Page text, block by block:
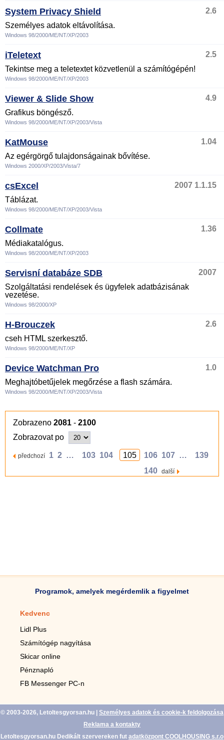
System Privacy Shield
2.6
Személyes adatok eltávolítása.
Windows 98/2000/ME/NT/XP/2003
iTeletext
2.5
Tekintse meg a teletextet közvetlenül a számítógépén!
Windows 98/2000/ME/NT/XP/2003
Viewer & Slide Show
4.9
Grafikus böngésző.
Windows 98/2000/ME/NT/XP/2003/Vista
KatMouse
1.04
Az egérgörgő tulajdonságainak bővítése.
Windows 2000/XP/2003/Vista/7
csExcel
2007 1.1.15
Táblázat.
Windows 98/2000/ME/NT/XP/2003/Vista
Collmate
1.36
Médiakatalógus.
Windows 98/2000/ME/NT/XP/2003
Servisní databáze SDB
2007
Szolgáltatási rendelések és ügyfelek adatbázisának
vezetése.
Windows 98/2000/XP
H-Brouczek
2.6
cseh HTML szerkesztő.
Windows 98/2000/ME/NT/XP
Device Watchman Pro
1.0
Meghajtóbetűjelek megőrzése a flash számára.
Windows 98/2000/ME/NT/XP/2003/Vista
Zobrazeno 2081 - 2100
Zobrazovat po
předchozí 1 2 … 103 104 105 106 107 …
139
140 další
Programok, amelyek megérdemlik a figyelmet
Kedvenc
Lidl Plus
Számítógép nagyítása
Skicar online
Pénznapló
FB Messenger PC-n
© 2003-2026, Letoltesgyorsan.hu
Személyes adatok és cookie-k feldolgozása
Reklama a kontakty
Letoltesgyorsan.hu Dedikált szervereken fut adatközpont COOLHOUSING s.r.o